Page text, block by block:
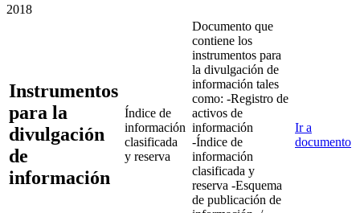
2018
Instrumentos
para la
divulgación
de
información
Índice de
información
clasificada
y reserva
Documento que
contiene los
instrumentos para
la divulgación de
información tales
como: -Registro de
activos de
información
-Índice de
información
clasificada y
reserva -Esquema
de publicación de
Ir a
documento